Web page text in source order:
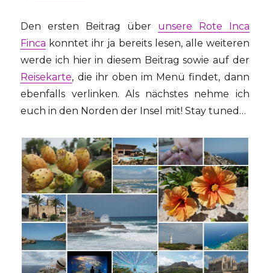
Den ersten Beitrag über unsere Rote Inca
Finca konntet ihr ja bereits lesen, alle weiteren
werde ich hier in diesem Beitrag sowie auf der
Reisekarte, die ihr oben im Menü findet, dann
ebenfalls verlinken. Als nächstes nehme ich
euch in den Norden der Insel mit! Stay tuned…